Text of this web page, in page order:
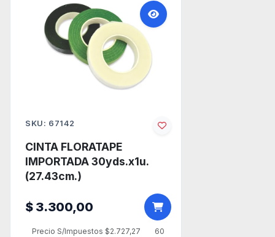
SKU: 67142
CINTA FLORATAPE
IMPORTADA 30yds.x1u.
(27.43cm.)
$ 3.300,00
Precio S/Impuestos $2.727,27 60